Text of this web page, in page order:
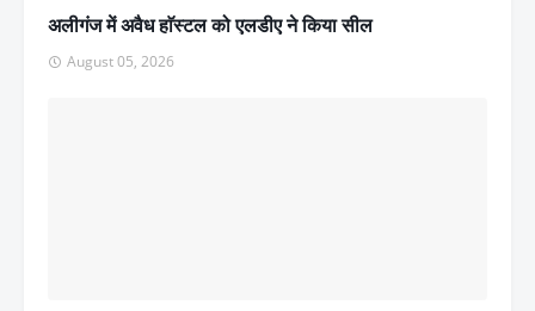
अलीगंज में अवैध हाॅस्टल को एलडीए ने किया सील
August 05, 2026